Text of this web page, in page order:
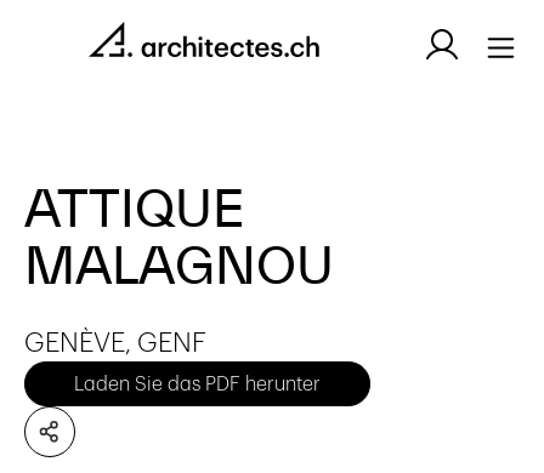
ATTIQUE
MALAGNOU
GENÈVE, GENF
Laden Sie das PDF herunter